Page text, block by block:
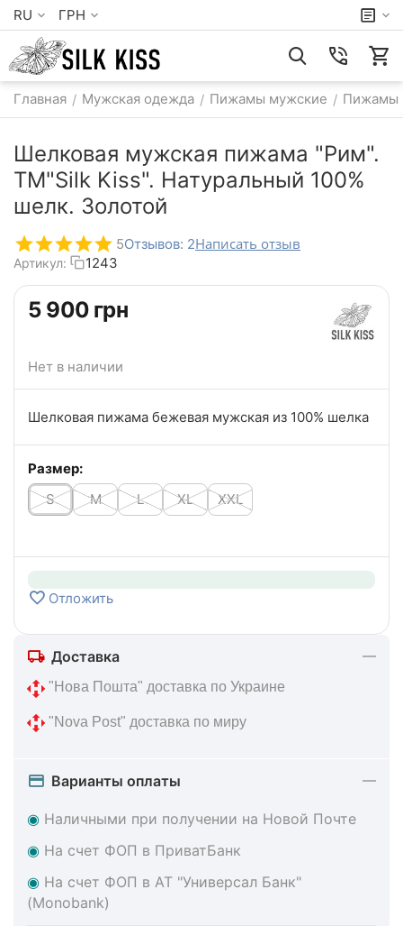
RU ГРН
Главная / Мужская одежда / Пижамы мужские / Пижамы
Шелковая мужская пижама "Рим".
TM"Silk Kiss". Натуральный 100%
шелк. Золотой
5Отзывов: 2Написать отзыв
Артикул: 1243
‍5 900‍ грн
Нет в наличии
Шелковая пижама бежевая мужская из 100% шелка
Размер:
S
M L XL XXL
Отложить
Доставка
"Нова Пошта" доставка по Украине
"Nova Post" доставка по миру
Варианты оплаты
◉ Наличными при получении на Новой Почте
◉ На счет ФОП в ПриватБанк
◉ На счет ФОП в АТ "Универсал Банк"
(Monobank)